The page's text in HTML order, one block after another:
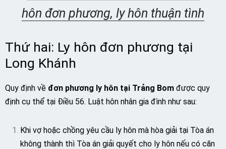
hôn đơn phương, ly hôn thuận tình
Thứ hai: Ly hôn đơn phương tại
Long Khánh
Quy định về đơn phương ly hôn tại Trảng Bom được quy
định cụ thể tại Điều 56. Luật hôn nhân gia đình như sau:
Khi vợ hoặc chồng yêu cầu ly hôn mà hòa giải tại Tòa án
không thành thì Tòa án giải quyết cho ly hôn nếu có căn